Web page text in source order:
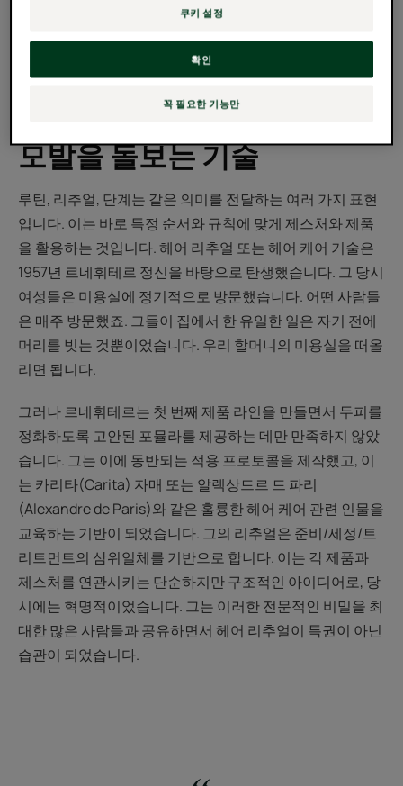
시간을 들이고 바쁜 일상에서 필요한 공간을 제공하여 신성
정확한 제스처를 취하는 생활 방식을 추구하는 일본의 페이
스 케어 리추얼, "사호" 덕분에 이 아이디어는 자연스레 본
격적으로 자리를 잡았습니다.
모발을 돌보는 기술
루틴, 리추얼, 단계는 같은 의미를 전달하는 여러 가지 표현
입니다. 이는 바로 특정 순서와 규칙에 맞게 제스처와 제품
을 활용하는 것입니다. 헤어 리추얼 또는 헤어 케어 기술은
1957년 르네휘테르 정신을 바탕으로 탄생했습니다. 그 당시
여성들은 미용실에 정기적으로 방문했습니다. 어떤 사람들
은 매주 방문했죠. 그들이 집에서 한 유일한 일은 자기 전에
머리를 빗는 것뿐이었습니다. 우리 할머니의 미용실을 떠올
리면 됩니다.
그러나 르네휘테르는 첫 번째 제품 라인을 만들면서 두피를
정화하도록 고안된 포뮬라를 제공하는 데만 만족하지 않았
습니다. 그는 이에 동반되는 적용 프로토콜을 제작했고, 이
는 카리타(Carita) 자매 또는 알렉상드르 드 파리
(Alexandre de Paris)와 같은 훌륭한 헤어 케어 관련 인물을
교육하는 기반이 되었습니다. 그의 리추얼은 준비/세정/트
리트먼트의 삼위일체를 기반으로 합니다. 이는 각 제품과
제스처를 연관시키는 단순하지만 구조적인 아이디어로, 당
시에는 혁명적이었습니다. 그는 이러한 전문적인 비밀을 최
대한 많은 사람들과 공유하면서 헤어 리추얼이 특권이 아닌
습관이 되었습니다.
쿠키 설정
꼭 필요한 기능만
확인